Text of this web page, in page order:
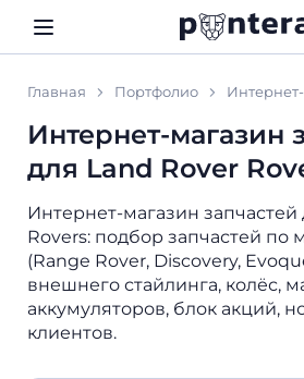
Главная Портфолио
Интернет-магазин
для Land Rover
Интернет-магазин запчастей
Rovers: подбор запчастей по
(Range Rover, Discovery,
внешнего стайлинга, колёс,
аккумуляторов, блок акций,
клиентов.